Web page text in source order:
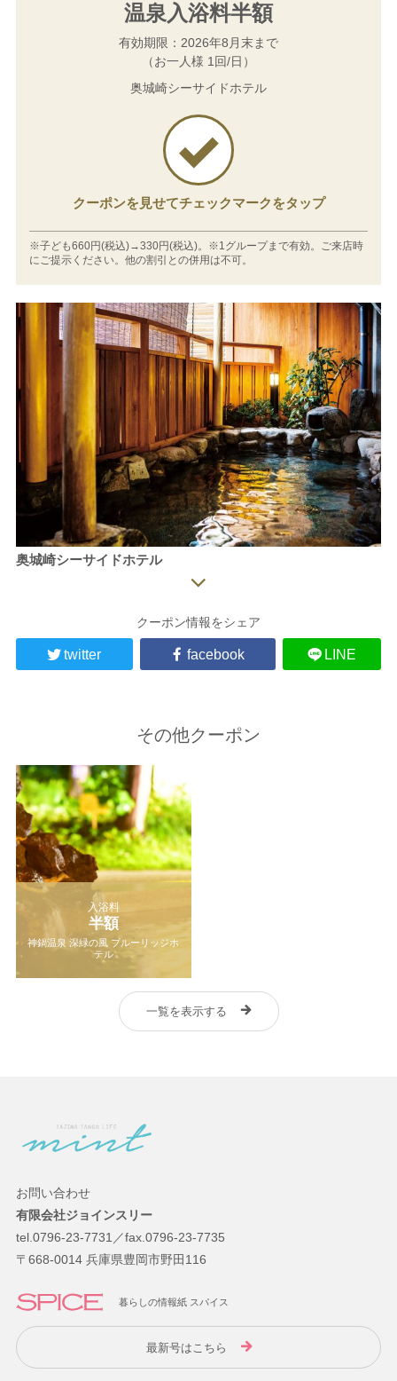
温泉入浴料半額
有効期限：2026年8月末まで
（お一人様 1回/日）
奥城崎シーサイドホテル
クーポンを見せてチェックマークをタップ
※子ども660円(税込)→330円(税込)。※1グループまで有効。ご来店時
にご提示ください。他の割引との併用は不可。
奥城崎シーサイドホテル
クーポン情報をシェア
twitter facebook LINE
その他クーポン
入浴料
半額
神鍋温泉 深緑の風 ブルーリッジホ
テル
一覧を表示する
お問い合わせ
有限会社ジョインスリー
tel.0796-23-7731／fax.0796-23-7735
〒668-0014 兵庫県豊岡市野田116
暮らしの情報紙 スパイス
最新号はこちら